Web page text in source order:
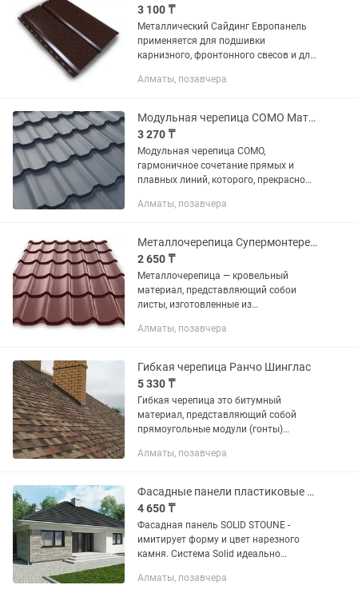
3 100 ₸
Металлический Сайдинг Европанель
применяется для подшивки
карнизного, фронтонного свесов и для
обеспечивает вентиляцию под
следствие...
Алматы, позавчера
Модульная черепица СОМО Матовая ( 0,45 мм)
3 270 ₸
Модульная черепица СОМО,
гармоничное сочетание прямых и
плавных линий, которого, прекрасно
стиль и станет ярким акцентом Вашего
Алматы, позавчера
Металлочерепица Супермонтерей Глянцевая 0, 45 мм (Кредит, QR)
2 650 ₸
Металлочерепица — кровельный
материал, представляющий собои
листы, изготовленные из
меди, покрытые полимерным
методом холодного...
Алматы, позавчера
Гибкая черепица Ранчо Шинглас
5 330 ₸
Гибкая черепица это битумный
материал, представляющий собой
прямоугольные модули (гонты)
вырезами по одному краю, которые на
внахлест....
Алматы, позавчера
Фасадные панели пластиковые под камень 0, 42кв VOX
4 650 ₸
Фасадная панель SOLID STOUNE -
имитирует форму и цвет нарезного
камня. Система Solid идеально
SandStone). Система Solid позволяет
Алматы, позавчера